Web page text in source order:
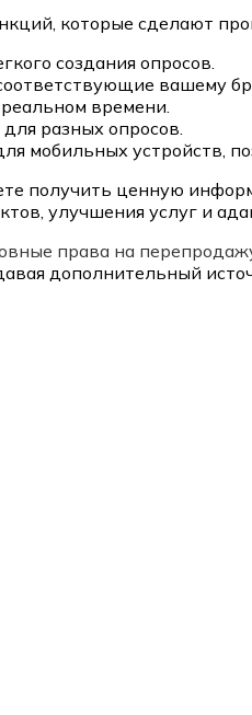
которые сделают
создания опросов.
вашему
времени.
разных опросов.
мобильных устройств,
получить ценную
улучшения услуг и
права на
дополнительный